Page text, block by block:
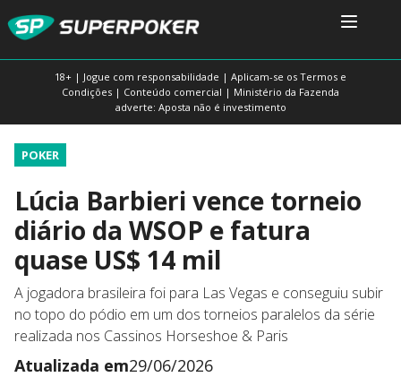
18+ | Jogue com responsabilidade | Aplicam-se os Termos e
Condições | Conteúdo comercial | Ministério da Fazenda
adverte: Aposta não é investimento
POKER
Lúcia Barbieri vence torneio
diário da WSOP e fatura
quase US$ 14 mil
A jogadora brasileira foi para Las Vegas e conseguiu subir
no topo do pódio em um dos torneios paralelos da série
realizada nos Cassinos Horseshoe & Paris
Atualizada em29/06/2026